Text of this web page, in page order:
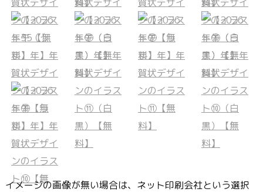
イメージの画像が無い場合は、ネット印刷会社という選択